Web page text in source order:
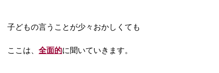
子どもの言うことが少々おかしくても
ここは、 全面的に聞いていきます。